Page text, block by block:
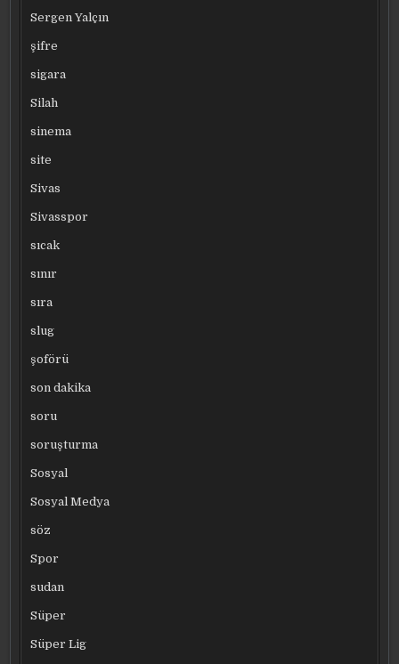
Sergen Yalçın
şifre
sigara
Silah
sinema
site
Sivas
Sivasspor
sıcak
sınır
sıra
slug
şoförü
son dakika
soru
soruşturma
Sosyal
Sosyal Medya
söz
Spor
sudan
Süper
Süper Lig